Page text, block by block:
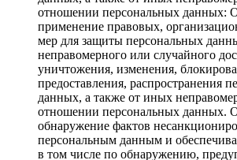
отношении персональных данных:
применение правовых,
мер для защиты персональных
неправомерного или случайного
уничтожения, изменения,
предоставления, распространения
данных, а также от иных
отношении персональных данных.
обнаружение фактов
персональным данным и
в том числе по обнаружению,